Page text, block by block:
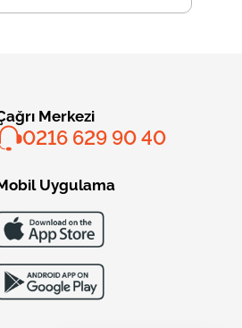
Merkezi
0216 629 90 40
Uygulama